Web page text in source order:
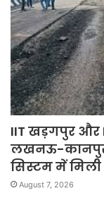
IIT खड़गपुर और
लखनऊ-कानपुर
सिस्टम में मिली
August 7, 2026